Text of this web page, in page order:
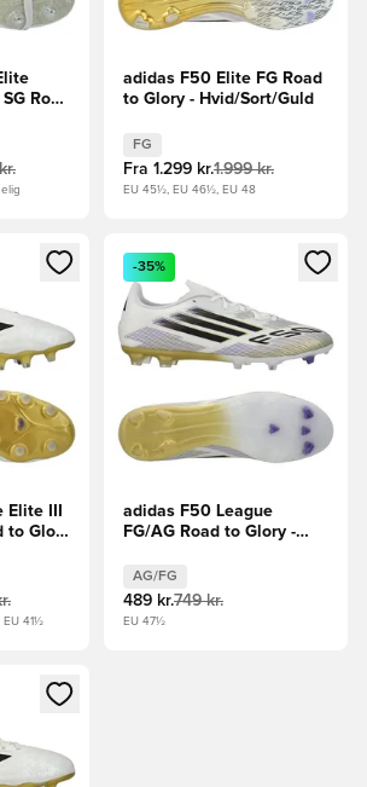
Road
adidas F50 Elite FG Road
to Glory - Hvid/Sort/Guld
FG
Fra 1.299 kr.1.999 kr.
EU 45½, EU 46½, EU 48
at logge ind eller tilmelde dig som
III
to Glory
EU 41½
Åbner en Modal til at logge
-35%
adidas F50 League
FG/AG Road to Glory -
AG/FG
489 kr.749 kr.
EU 47½
at logge ind eller tilmelde dig som